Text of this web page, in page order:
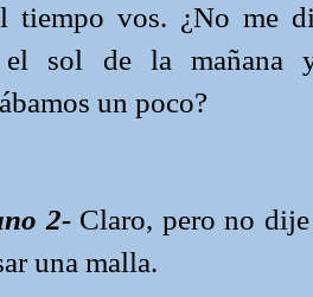
tiempo vos. ¿No me
el sol de la mañana
un poco?
2- Claro, pero no
una malla.